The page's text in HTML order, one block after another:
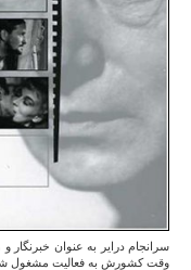
سرانجام درایر به عنوان خبرنگار
وقت کشورش به فعالیت مشغول شد